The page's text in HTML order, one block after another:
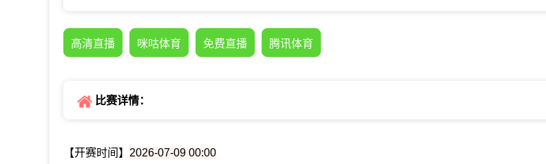
高清直播 咪咕体育 免费直播 腾讯体育
比赛详情：
【开赛时间】 2026-07-09 00:00